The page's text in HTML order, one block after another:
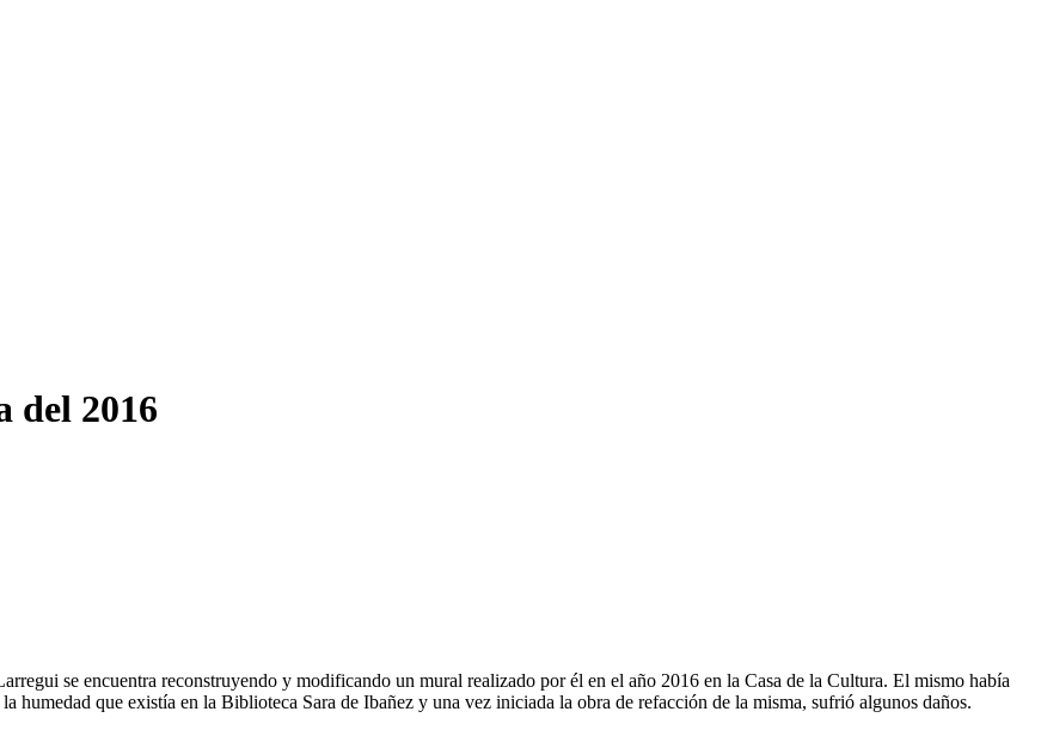
del 2016
se encuentra reconstruyendo y modificando un mural realizado por él en el año 2016 en la Casa de la Cultura. El mismo había
humedad que existía en la Biblioteca Sara de Ibañez y una vez iniciada la obra de refacción de la misma, sufrió algunos daños.